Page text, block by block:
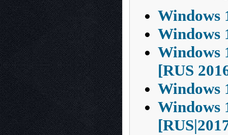
Windows
Windows
Windows
[RUS
Windows
Windows